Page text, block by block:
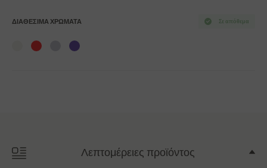
Σε απόθεμα
ΔΙΑΘΈΣΙΜΑ ΧΡΏΜΑΤΑ
Λεπτομέρειες προϊόντος